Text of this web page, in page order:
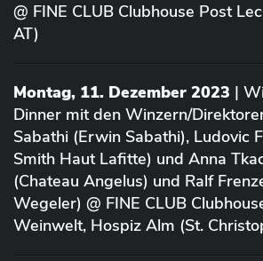
@ FINE CLUB Clubhouse Post
AT)
Montag, 11. Dezember 2023 |
Dinner mit den Winzern/
Sabathi (Erwin Sabathi), Ludovic
Smith Haut Lafitte) und Anna
(Chateau Angelus) und Ralf
Wegeler) @ FINE CLUB
Weinwelt, Hospiz Alm (St.